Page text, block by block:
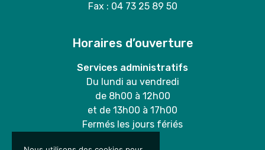
Fax : 04 73 25 89 50
Horaires d’ouverture
Services administratifs
Du lundi au vendredi
de 8h00 à 12h00
et de 13h00 à 17h00
Fermés les jours fériés